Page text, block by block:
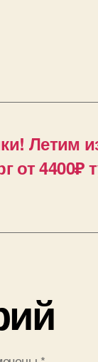
Летим
от 4400₽